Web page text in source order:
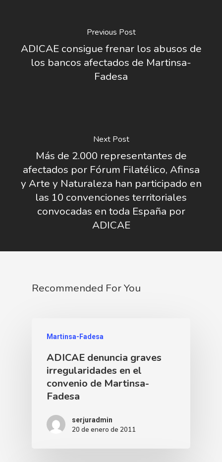
Previous Post
ADICAE consigue frenar los abusos de
los bancos afectados de Martinsa-
Fadesa
Next Post
Más de 2.000 representantes de
afectados por Fórum Filatélico, Afinsa
y Arte y Naturaleza han participado en
las 10 convenciones territoriales
convocadas en toda España por
ADICAE
Recommended For You
Martinsa-Fadesa
ADICAE denuncia graves
irregularidades en el
convenio de Martinsa-
Fadesa
serjuradmin
20 de enero de 2011